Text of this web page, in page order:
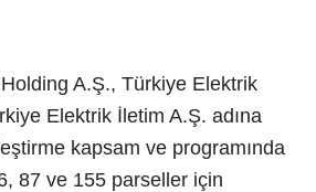
A.Ş., Türkiye Elektrik
Elektrik İletim A.Ş. adına
kapsam ve programında
87 ve 155 parseller için